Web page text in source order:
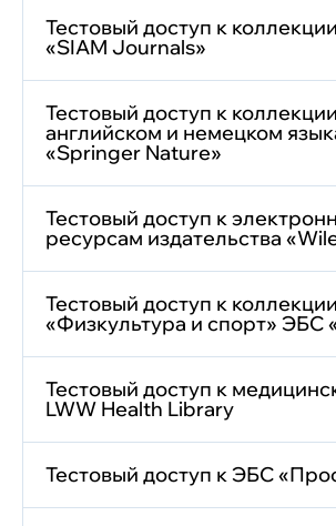
Тестовый доступ к
«SIAM Journals»
Тестовый доступ к
английском и немецком
«Springer Nature»
Тестовый доступ к
ресурсам издательства
Тестовый доступ к коллекции
«Физкультура и спорт» ЭБС
Тестовый доступ к
LWW Health Library
Тестовый доступ к ЭБС